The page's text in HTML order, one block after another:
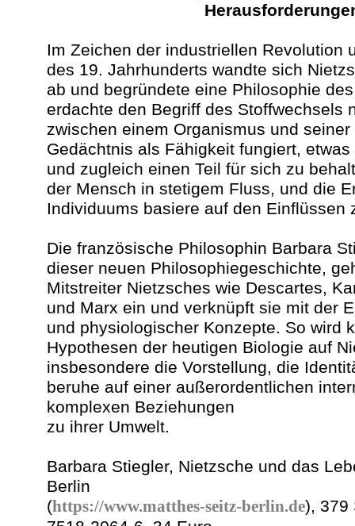
Im Zeichen der industriellen Revolution
des 19. Jahrhunderts wandte sich
ab und begründete eine Philosophie
erdachte den Begriff des Stoffwechsels
zwischen einem Organismus und
Gedächtnis als Fähigkeit fungiert,
und zugleich einen Teil für sich zu
der Mensch in stetigem Fluss, und die
Individuums basiere auf den Einflüssen
Die französische Philosophin Barbara
dieser neuen Philosophiegeschichte,
Mitstreiter Nietzsches wie Descartes,
und Marx ein und verknüpft sie mit der
und physiologischer Konzepte. So wird
Hypothesen der heutigen Biologie auf
insbesondere die Vorstellung, die
beruhe auf einer außerordentlichen
komplexen Beziehungen
zu ihrer Umwelt.
Barbara Stiegler, Nietzsche und das
Berlin
(https://www.matthes-seitz-berlin.de), 379